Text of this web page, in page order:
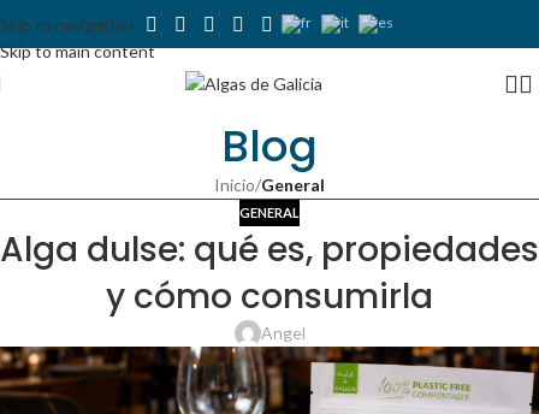
Skip to navigation
Skip to main content
Blog
Inicio/General
GENERAL
Alga dulse: qué es, propiedades
y cómo consumirla
Angel